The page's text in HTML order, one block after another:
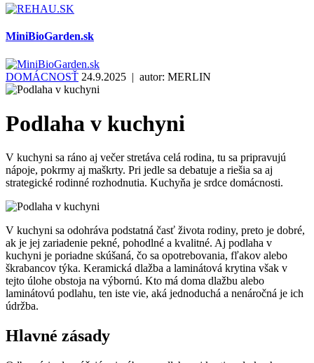
MiniBioGarden.sk
DOMÁCNOSŤ 24.9.2025 | autor: MERLIN
Podlaha v kuchyni
V kuchyni sa ráno aj večer stretáva celá rodina, tu sa pripravujú
nápoje, pokrmy aj maškrty. Pri jedle sa debatuje a riešia sa aj
strategické rodinné rozhodnutia. Kuchyňa je srdce domácnosti.
V kuchyni sa odohráva podstatná časť života rodiny, preto je dobré,
ak je jej zariadenie pekné, pohodlné a kvalitné. Aj podlaha v
kuchyni je poriadne skúšaná, čo sa opotrebovania, fľakov alebo
škrabancov týka. Keramická dlažba a laminátová krytina však v
tejto úlohe obstoja na výbornú. Kto má doma dlažbu alebo
laminátovú podlahu, ten iste vie, aká jednoduchá a nenáročná je ich
údržba.
Hlavné zásady